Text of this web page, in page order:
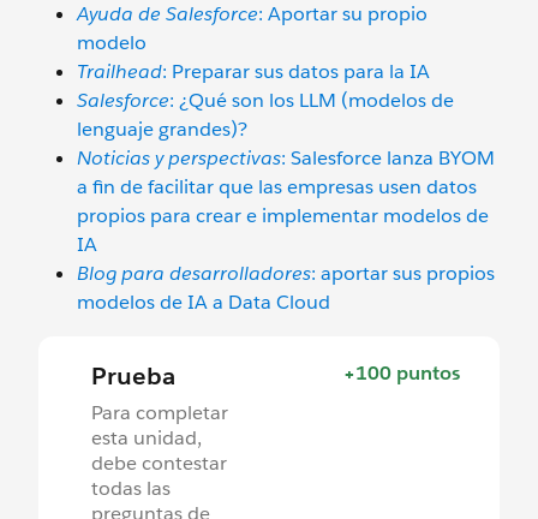
Ayuda de Salesforce: Aportar su propio
modelo
Trailhead: Preparar sus datos para la IA
Salesforce: ¿Qué son los LLM (modelos de
lenguaje grandes)?
Noticias y perspectivas: Salesforce lanza BYOM
a fin de facilitar que las empresas usen datos
propios para crear e implementar modelos de
IA
Blog para desarrolladores: aportar sus propios
modelos de IA a Data Cloud